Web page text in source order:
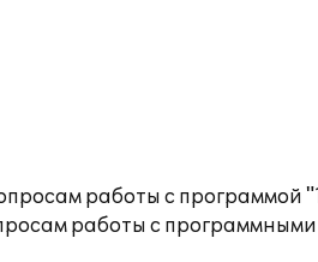
работы с программой
работы с